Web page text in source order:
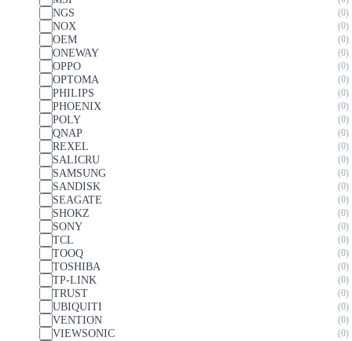
NGS 0
NOX 0
OEM 0
ONEWAY 0
OPPO 0
OPTOMA 0
PHILIPS 0
PHOENIX 0
POLY 0
QNAP 0
REXEL 0
SALICRU 0
SAMSUNG 0
SANDISK 0
SEAGATE 0
SHOKZ 0
SONY 0
TCL 0
TOOQ 0
TOSHIBA 0
TP-LINK 0
TRUST 0
UBIQUITI 0
VENTION 0
VIEWSONIC 0